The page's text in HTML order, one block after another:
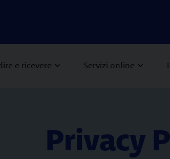
e ricevere Servizi online
Privacy